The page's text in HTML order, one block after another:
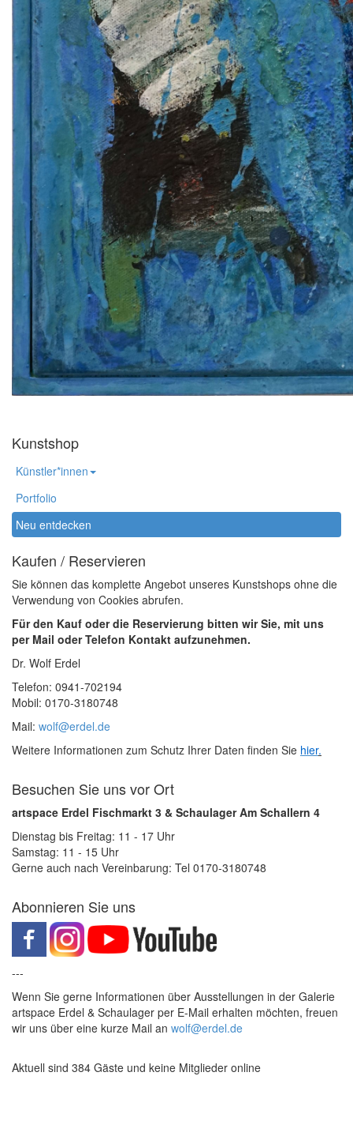
Kunstshop
Künstler*innen
Portfolio
Neu entdecken
Kaufen / Reservieren
Sie können das komplette Angebot unseres Kunstshops ohne die
Verwendung von Cookies abrufen.
Für den Kauf oder die Reservierung bitten wir Sie, mit uns
per Mail oder Telefon Kontakt aufzunehmen.
Dr. Wolf Erdel
Telefon: 0941-702194
Mobil: 0170-3180748
Mail: wolf@erdel.de
Weitere Informationen zum Schutz Ihrer Daten finden Sie hier.
Besuchen Sie uns vor Ort
artspace Erdel Fischmarkt 3 & Schaulager Am Schallern 4
Dienstag bis Freitag: 11 - 17 Uhr
Samstag: 11 - 15 Uhr
Gerne auch nach Vereinbarung: Tel 0170-3180748
Abonnieren Sie uns
---
Wenn Sie gerne Informationen über Ausstellungen in der Galerie
artspace Erdel & Schaulager per E-Mail erhalten möchten, freuen
wir uns über eine kurze Mail an wolf@erdel.de
Aktuell sind 384 Gäste und keine Mitglieder online